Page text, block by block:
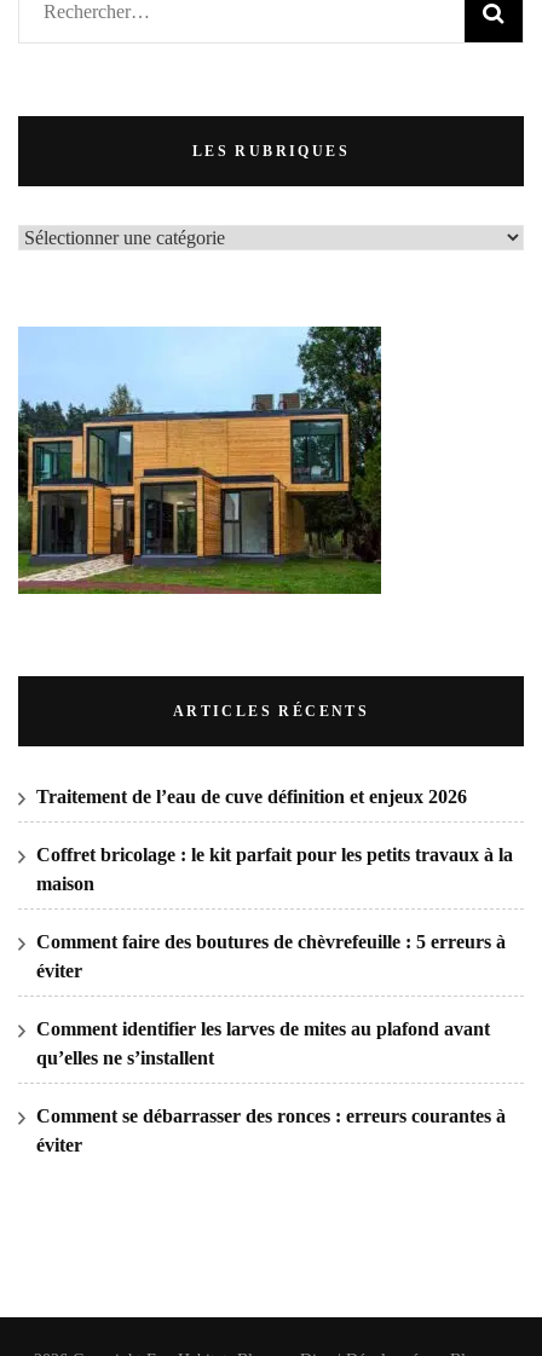
Rechercher :
LES RUBRIQUES
LES
ARTICLES RÉCENTS
Traitement de l’eau de cuve définition et enjeux 2026
Coffret bricolage : le kit parfait pour les petits travaux à la
maison
Comment faire des boutures de chèvrefeuille : 5 erreurs à
éviter
Comment identifier les larves de mites au plafond avant
qu’elles ne s’installent
Comment se débarrasser des ronces : erreurs courantes à
éviter